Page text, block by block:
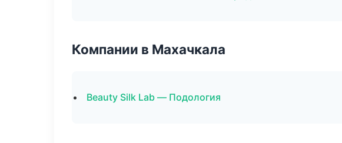
Компании в Махачкала
Beauty Silk Lab — Подология